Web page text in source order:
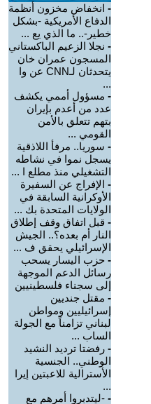
- انخفاض مخزون أنظمة
الدفاع الأمريكية -بشكل
خطير-.. ما الذي يع ...
- نجلا الزعيم الباكستاني
المسجون عمران خان
يتحدثان لـCNN عن وا
...
- مسؤول أممي يكشف
عدد من أعدم بإيران
بتهم تتعلق بالأمن
القومي ...
- سوريا.. مرفأ اللاذقية
يسجل نموا في نشاطه
التشغيلي منذ مطلع ا ...
- الإفراج عن السفيرة
الأوكرانية السابقة في
الولايات المتحدة بك ...
- قبل اتفاق وقف إطلاق
النار أم بعده؟.. الجيش
الإسرائيلي يحقق ف ...
- حزب اليسار يسحب
رسائل الدعم الموجهة
إلى سجناء فلسطينيين
- مقتل جنديين
إسرائيليين ومواطن
لبناني تزامناً مع الجولة
الساب ...
- رفضتا ترديد النشيد
الوطني.. الجنسية
الأسترالية للاعبتين إيرا
...
- -ليتدبروا أمرهم مع